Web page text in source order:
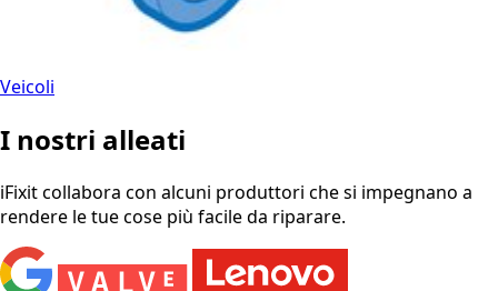
Veicoli
I nostri alleati
iFixit collabora con alcuni produttori che si impegnano a
rendere le tue cose più facile da riparare.